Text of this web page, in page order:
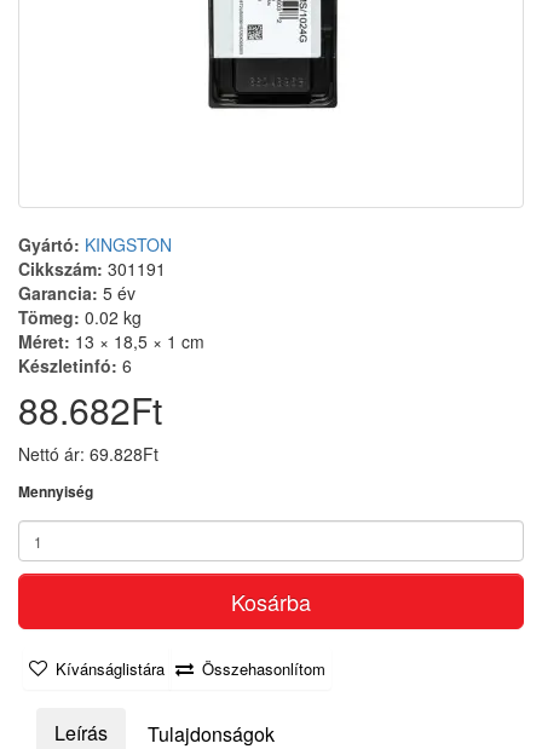
Gyártó: KINGSTON
Cikkszám: 301191
Garancia: 5 év
Tömeg: 0.02 kg
Méret: 13 × 18,5 × 1 cm
Készletinfó: 6
88.682Ft
Nettó ár: 69.828Ft
Mennyiség
Kosárba
Kívánságlistára Összehasonlítom
Leírás Tulajdonságok